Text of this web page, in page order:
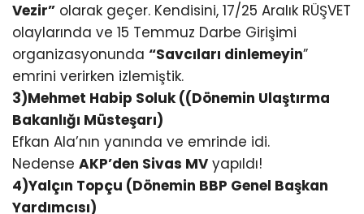
Vezir” olarak geçer. Kendisini, 17/25 Aralık RÜŞVET
olaylarında ve 15 Temmuz Darbe Girişimi
organizasyonunda “Savcıları dinlemeyin”
emrini verirken izlemiştik.
3)Mehmet Habip Soluk ((Dönemin Ulaştırma
Bakanlığı Müsteşarı)
Efkan Ala’nın yanında ve emrinde idi.
Nedense AKP’den Sivas MV yapıldı!
4)Yalçın Topçu (Dönemin BBP Genel Başkan
Yardımcısı)